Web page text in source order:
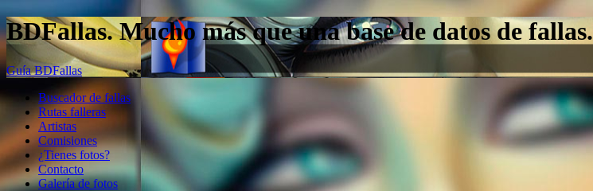
BDFallas. Mucho más que una base de datos de fallas.
Guía BDFallas
Buscador de fallas
Rutas falleras
Artistas
Comisiones
¿Tienes fotos?
Contacto
Galería de fotos